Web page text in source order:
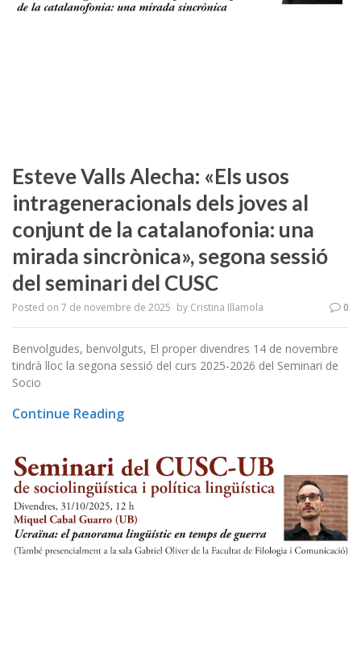
Esteve Valls Alecha: «Els usos
intrageneracionals dels joves al
conjunt de la catalanofonia: una
mirada sincrònica», segona sessió
del seminari del CUSC
Posted on 7 de novembre de 2025 by Cristina Illamola 0
Benvolgudes, benvolguts, El proper divendres 14 de novembre
tindrà lloc la segona sessió del curs 2025-2026 del Seminari de
Socio
Continue Reading